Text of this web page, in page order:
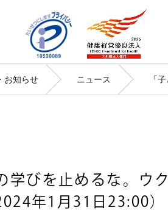
お知らせ ニュース
学びを止めるな。ウ
年1月31日23:00）